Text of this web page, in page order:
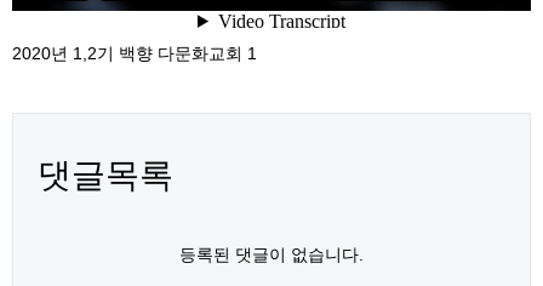
2020년 1,2기 백향 다문화교회 1
댓글목록
등록된 댓글이 없습니다.